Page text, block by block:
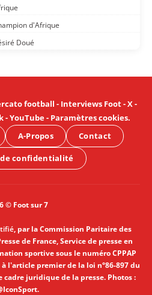
d'Afrique
Doué
football - Interviews Foot-X-
-YouTube- Paramètres cookies.
A-Propos Contact
confidentialité
© Foot sur 7
, par la Commission Paritaire des
de France, Service de presse en
sportive sous le numéro CPPAP
l'article premier de la loi n°86-897 du
cadre juridique de la presse. Photos :